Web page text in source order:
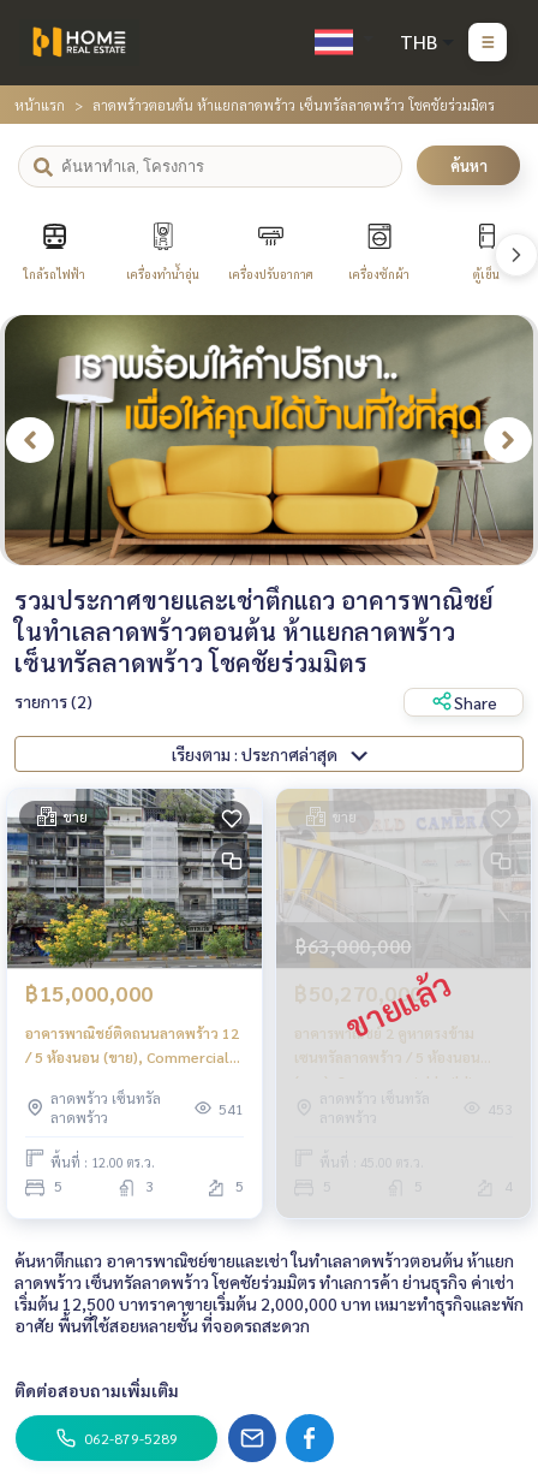
THB
หน้าแรก ลาดพร้าวตอนต้น ห้าแยกลาดพร้าว เซ็นทรัลลาดพร้าว โชคชัยร่วมมิตร
ค้นหา
ใกล้รถไฟฟ้า เครื่องทำน้ำอุ่น เครื่องปรับอากาศ เครื่องซักผ้า ตู้เย็น
รวมประกาศขายและเช่าตึกแถว อาคารพาณิชย์
ในทำเลลาดพร้าวตอนต้น ห้าแยกลาดพร้าว
เซ็นทรัลลาดพร้าว โชคชัยร่วมมิตร
รายการ (2) Share
เรียงตาม : ประกาศล่าสุด
ขาย
฿15,000,000
อาคารพาณิชย์ติดถนนลาดพร้าว 12
/ 5 ห้องนอน (ขาย), Commercial
5 Bedrooms (FOR SALE)
TPM368
ลาดพร้าว เซ็นทรัล
ลาดพร้าว
541
พื้นที่ : 12.00 ตร.ว.
5 3 5
ขาย
฿63,000,000
฿50,270,000
อาคารพาณิชย์ 2 คูหาตรงข้าม
เซนทรัลลาดพร้าว / 5 ห้องนอน
(ขาย), 2 commercial buildings
opposite Central Ladprao / 5
Bedrooms (FOR SALE) MEAW663
ลาดพร้าว เซ็นทรัล
ลาดพร้าว
453
พื้นที่ : 45.00 ตร.ว.
5 5 4
ค้นหาตึกแถว อาคารพาณิชย์ขายและเช่า ในทำเลลาดพร้าวตอนต้น ห้าแยก
ลาดพร้าว เซ็นทรัลลาดพร้าว โชคชัยร่วมมิตร ทำเลการค้า ย่านธุรกิจ ค่าเช่า
เริ่มต้น 12,500 บาทราคาขายเริ่มต้น 2,000,000 บาท เหมาะทำธุรกิจและพัก
อาศัย พื้นที่ใช้สอยหลายชั้น ที่จอดรถสะดวก
ติดต่อสอบถามเพิ่มเติม
062-879-5289